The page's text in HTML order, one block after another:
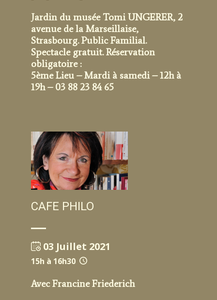
Jardin du musée Tomi UNGERER, 2
avenue de la Marseillaise,
Strasbourg. Public Familial.
Spectacle gratuit. Réservation
obligatoire :
5ème Lieu – Mardi à samedi – 12h à
19h – 03 88 23 84 65
CAFE PHILO
03 Juillet 2021
15h à 16h30
Avec Francine Friederich